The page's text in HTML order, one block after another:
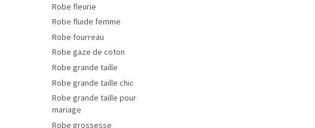
Robe fleurie
Robe fluide femme
Robe fourreau
Robe gaze de coton
Robe grande taille
Robe grande taille chic
Robe grande taille pour
mariage
Robe grossesse